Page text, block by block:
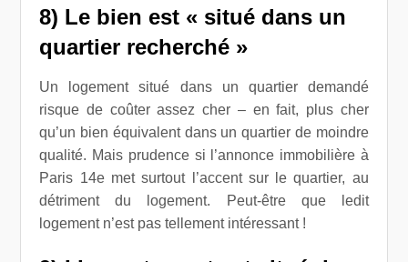
8) Le bien est « situé dans un
quartier recherché »
Un logement situé dans un quartier demandé
risque de coûter assez cher – en fait, plus cher
qu’un bien équivalent dans un quartier de moindre
qualité. Mais prudence si l’annonce immobilière à
Paris 14e met surtout l’accent sur le quartier, au
détriment du logement. Peut-être que ledit
logement n’est pas tellement intéressant !